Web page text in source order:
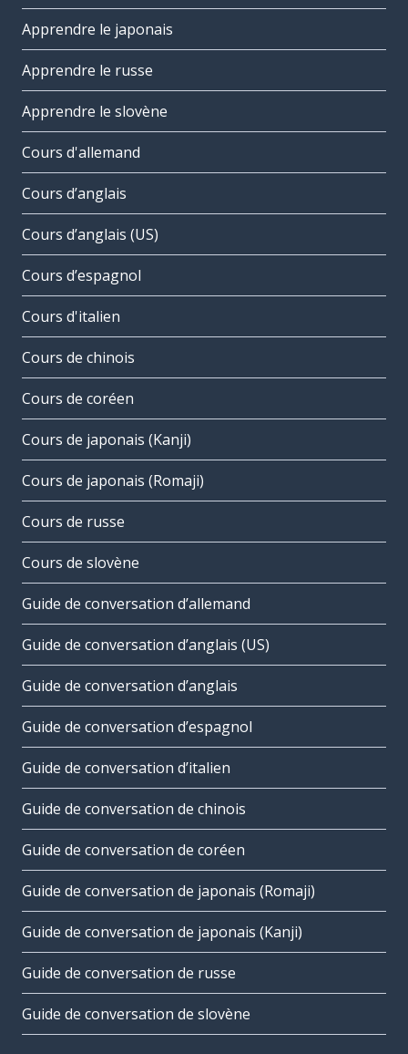
Apprendre le japonais
Apprendre le russe
Apprendre le slovène
Cours d'allemand
Cours d’anglais
Cours d’anglais (US)
Cours d’espagnol
Cours d'italien
Cours de chinois
Cours de coréen
Cours de japonais (Kanji)
Cours de japonais (Romaji)
Cours de russe
Cours de slovène
Guide de conversation d’allemand
Guide de conversation d’anglais (US)
Guide de conversation d’anglais
Guide de conversation d’espagnol
Guide de conversation d’italien
Guide de conversation de chinois
Guide de conversation de coréen
Guide de conversation de japonais (Romaji)
Guide de conversation de japonais (Kanji)
Guide de conversation de russe
Guide de conversation de slovène